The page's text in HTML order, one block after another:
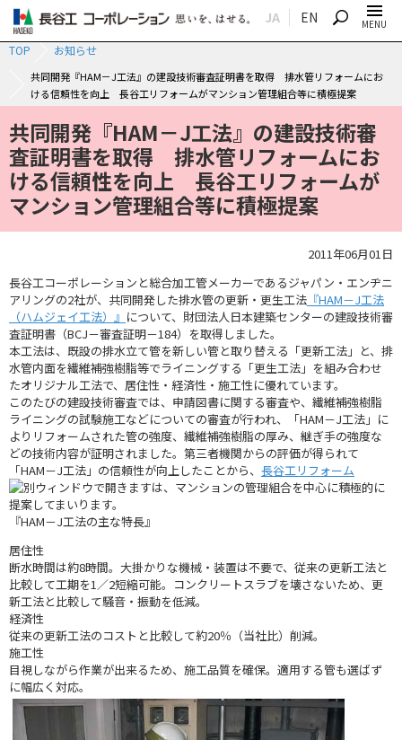
JA EN
SEARCH MENU
TOP お知らせ
共同開発『HAM－J工法』の建設技術審査証明書を取得 排水管リフォームにお
ける信頼性を向上 長谷工リフォームがマンション管理組合等に積極提案
共同開発『HAM－J工法』の建設技術審
査証明書を取得 排水管リフォームにお
ける信頼性を向上 長谷工リフォームが
マンション管理組合等に積極提案
2011年06月01日
長谷工コーポレーションと総合加工管メーカーであるジャパン・エンヂニ
アリングの2社が、共同開発した排水管の更新・更生工法 『HAM－J工法
（ハムジェイ工法）』 について、財団法人日本建築センターの建設技術審
査証明書（BCJ－審査証明－184）を取得しました。
本工法は、既設の排水立て管を新しい管と取り替える「更新工法」と、排
水管内面を繊維補強樹脂等でライニングする「更生工法」を組み合わせ
たオリジナル工法で、居住性・経済性・施工性に優れています。
このたびの建設技術審査では、申請図書に関する審査や、繊維補強樹脂
ライニングの試験施工などについての審査が行われ、「HAM－J工法」に
よりリフォームされた管の強度、繊維補強樹脂の厚み、継ぎ手の強度な
どの技術内容が証明されました。第三者機関からの評価が得られて
「HAM－J工法」の信頼性が向上したことから、 長谷工リフォーム
は、マンションの管理組合を中心に積極的に
提案してまいります。
『HAM－J工法の主な特長』
居住性
断水時間は約8時間。大掛かりな機械・装置は不要で、従来の更新工法と
比較して工期を1／2短縮可能。コンクリートスラブを壊さないため、更
新工法と比較して騒音・振動を低減。
経済性
従来の更新工法のコストと比較して約20％（当社比）削減。
施工性
目視しながら作業が出来るため、施工品質を確保。適用する管も選ばず
に幅広く対応。